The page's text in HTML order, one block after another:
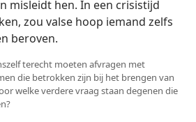
misleidt hen. In een crisistijd
zou valse hoop iemand zelfs
beroven.
terecht moeten afvragen met
die betrokken zijn bij het brengen van
welke verdere vraag staan degenen die